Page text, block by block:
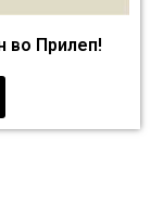
во Прилеп!